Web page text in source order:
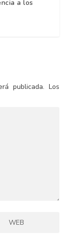
a los
publicada. Los